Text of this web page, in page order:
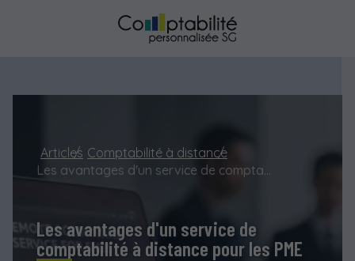
Articles Comptabilité à distance
Les avantages d'un service de comptabilité à distance pour les PME
Les avantages d'un service de
comptabilité à distance pour les PME